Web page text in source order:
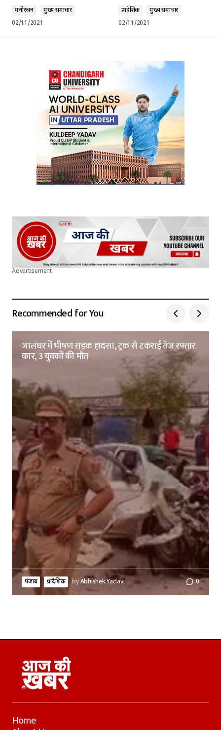
मनोरंजन
मुख्य समाचार
02/11/2021
प्रादेशिक
मुख्य समाचार
02/11/2021
Advertisement
Recommended for You
जालंधर में भीषण सड़क हादसा, ट्रक से टकराई तेज रफ्तार
कार, 3 युवकों की मौत
पंजाब प्रादेशिक byAbhishek Yadav 0
Home